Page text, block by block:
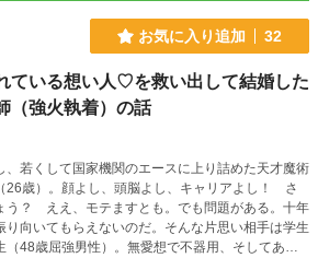
お気に入り追加 32
ている想い人♡を救い出して結婚した
（強火執着）の話
、若くして国家機関のエースに上り詰めた天才魔術
26歳）。顔よし、頭脳よし、キャリアよし！ さ
う？ ええ、モテますとも。でも問題がある。十年
り向いてもらえないのだ。そんな片思い相手は学生
（48歳屈強男性）。無愛想で不器用、そしてある